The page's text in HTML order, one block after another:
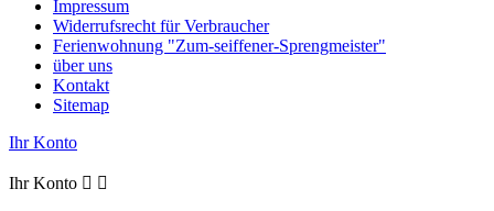
Impressum
Widerrufsrecht für Verbraucher
Ferienwohnung "Zum-seiffener-Sprengmeister"
über uns
Kontakt
Sitemap
Ihr Konto
Ihr Konto  